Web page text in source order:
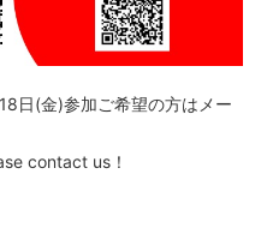
日(金)参加ご希望の方はメー
contact us！